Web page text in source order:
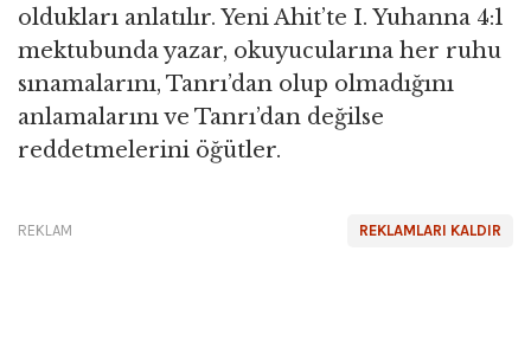
oldukları anlatılır. Yeni Ahit’te I. Yuhanna 4:1
mektubunda yazar, okuyucularına her ruhu
sınamalarını, Tanrı’dan olup olmadığını
anlamalarını ve Tanrı’dan değilse
reddetmelerini öğütler.
REKLAMLARI KALDIR
REKLAM